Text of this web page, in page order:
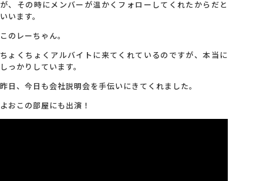
アクセス
採用情報
お問い合わせ
が、その時にメンバーが温かくフォローしてくれたからだと
いいます。
このレーちゃん。
ちょくちょくアルバイトに来てくれているのですが、本当に
しっかりしています。
昨日、今日も会社説明会を手伝いにきてくれました。
よおこの部屋にも出演！